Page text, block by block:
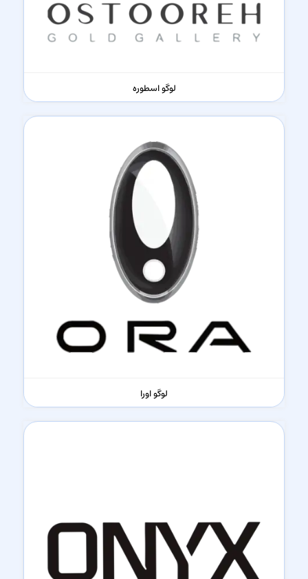
لوگو اسطوره
لوگو اورا